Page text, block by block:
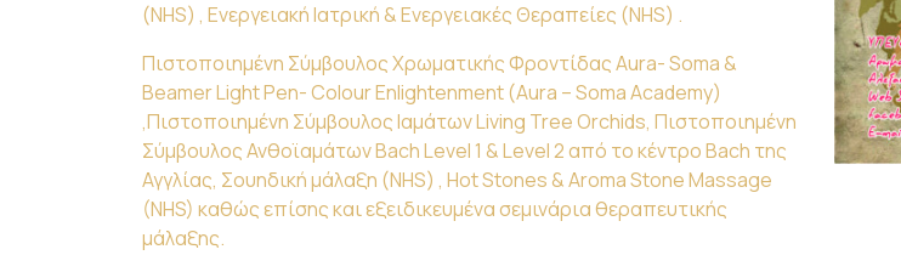
(NHS) , Ενεργειακή Ιατρική & Ενεργειακές Θεραπείες (NHS) .
Πιστοποιημένη Σύμβουλος Χρωματικής Φροντίδας Aura- Soma &
Beamer Light Pen- Colour Enlightenment (Aura – Soma Academy)
,Πιστοποιημένη Σύμβουλος Ιαμάτων Living Tree Orchids, Πιστοποιημένη
Σύμβουλος Ανθοϊαμάτων Bach Level 1 & Level 2 από το κέντρο Bach της
Αγγλίας, Σουηδική μάλαξη (NHS) , Hot Stones & Aroma Stone Massage
(NHS) καθώς επίσης και εξειδικευμένα σεμινάρια θεραπευτικής
μάλαξης.